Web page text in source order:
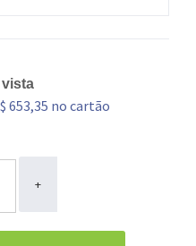
vista
653,35 no cartão
+